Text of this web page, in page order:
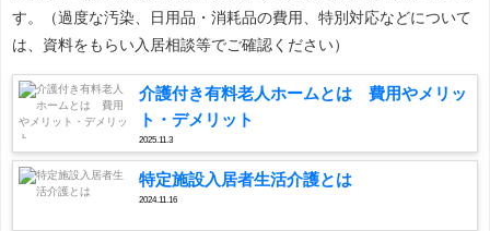
す。（過度な汚染、日用品・消耗品の費用、特別対応などについて
は、資料をもらい入居相談等でご確認ください）
介護付き有料老人ホームとは 費用やメリッ
ト・デメリット
2025.11.3
特定施設入居者生活介護とは
2024.11.16